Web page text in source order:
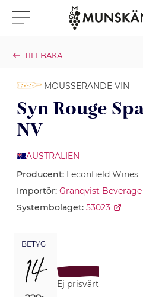
Klicka för meny
TILLBAKA
MOUSSERANDE VIN
Syn Rouge
NV
AUSTRALIEN
Producent: Leconfield Wines
Importör: Granqvist
Systembolaget: 53023
BETYG
14 Ej prisvärt